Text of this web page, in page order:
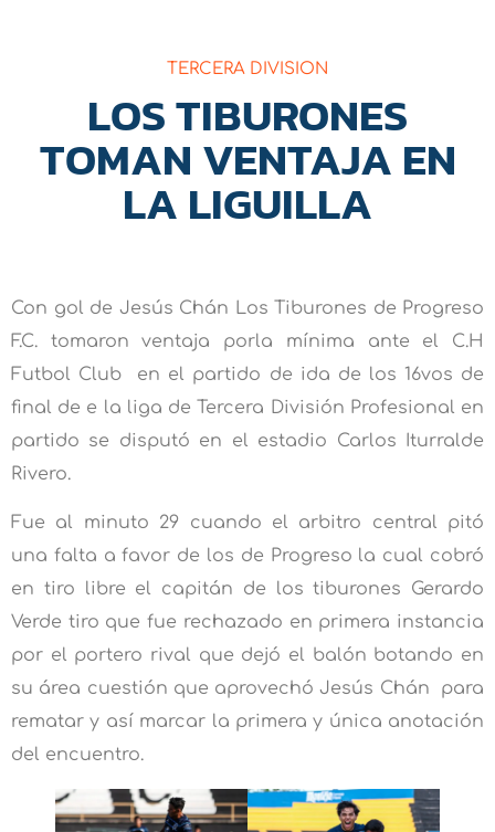
TERCERA DIVISION
LOS TIBURONES
TOMAN VENTAJA EN
LA LIGUILLA
Con gol de Jesús Chán Los Tiburones de Progreso
F.C. tomaron ventaja porla mínima ante el C.H
Futbol Club en el partido de ida de los 16vos de
final de e la liga de Tercera División Profesional en
partido se disputó en el estadio Carlos Iturralde
Rivero.
Fue al minuto 29 cuando el arbitro central pitó
una falta a favor de los de Progreso la cual cobró
en tiro libre el capitán de los tiburones Gerardo
Verde tiro que fue rechazado en primera instancia
por el portero rival que dejó el balón botando en
su área cuestión que aprovechó Jesús Chán para
rematar y así marcar la primera y única anotación
del encuentro.